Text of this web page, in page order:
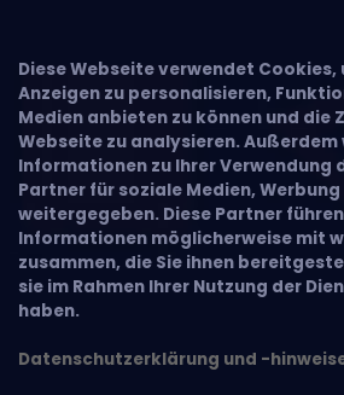
Diese Webseite verwendet Cookies,
Anzeigen zu personalisieren,
Medien anbieten zu können und die
Webseite zu analysieren. Außerdem
Informationen zu Ihrer Verwendung
Partner für soziale Medien,
weitergegeben. Diese Partner
Informationen möglicherweise mit
zusammen, die Sie ihnen
sie im Rahmen Ihrer Nutzung der
haben.
Datenschutzerklärung und -